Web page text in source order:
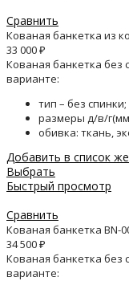
Сравнить
Кованая банкетка из
33 000₽
Кованая банкетка без
варианте:
тип – без спинки;
размеры д/в/
обивка: ткань,
Добавить в список
Выбрать
Быстрый просмотр
Сравнить
Кованая банкетка BN-
34 500₽
Кованая банкетка без
варианте: